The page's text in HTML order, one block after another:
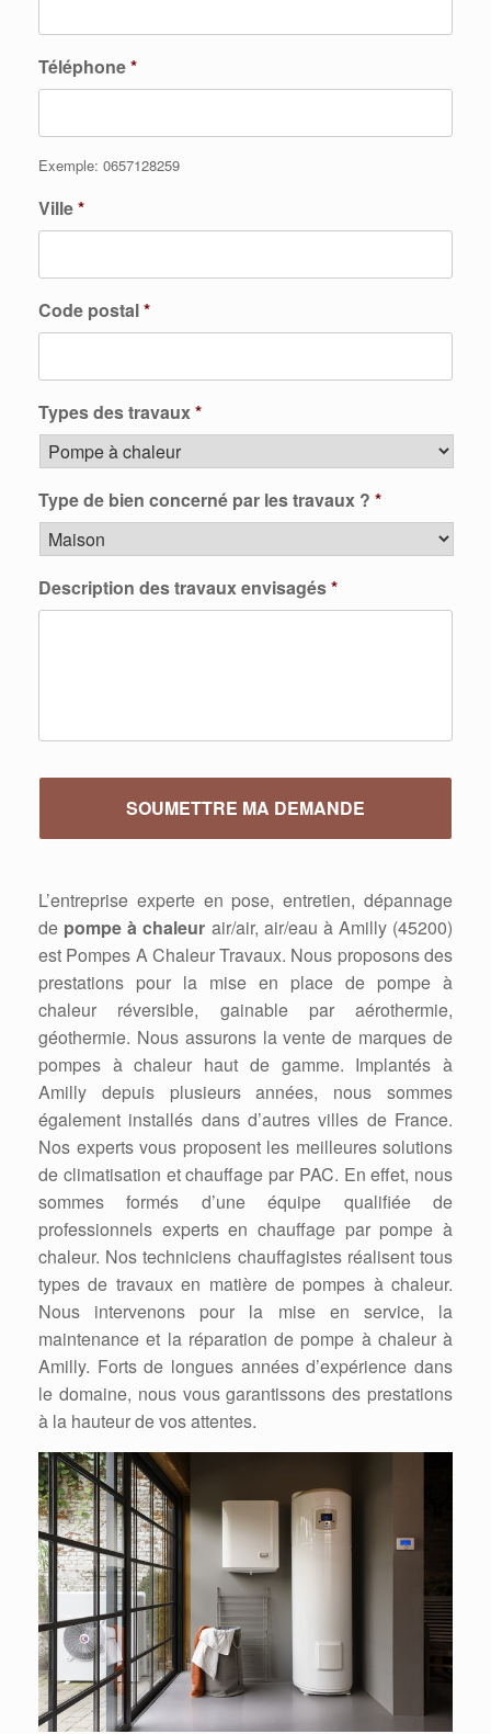
Téléphone*
Exemple: 0657128259
Ville*
Code postal*
Types des travaux*
Type de bien concerné par les travaux ? *
Description des travaux envisagés*
L’entreprise experte en pose, entretien, dépannage
de pompe à chaleur air/air, air/eau à Amilly (45200)
est Pompes A Chaleur Travaux. Nous proposons des
prestations pour la mise en place de pompe à
chaleur réversible, gainable par aérothermie,
géothermie. Nous assurons la vente de marques de
pompes à chaleur haut de gamme. Implantés à
Amilly depuis plusieurs années, nous sommes
également installés dans d’autres villes de France.
Nos experts vous proposent les meilleures solutions
de climatisation et chauffage par PAC. En effet, nous
sommes formés d’une équipe qualifiée de
professionnels experts en chauffage par pompe à
chaleur. Nos techniciens chauffagistes réalisent tous
types de travaux en matière de pompes à chaleur.
Nous intervenons pour la mise en service, la
maintenance et la réparation de pompe à chaleur à
Amilly. Forts de longues années d’expérience dans
le domaine, nous vous garantissons des prestations
à la hauteur de vos attentes.